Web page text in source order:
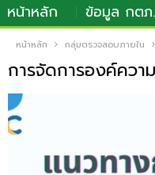
หน้าหลัก ข้อมูล กตภ.
หน้าหลัก กลุ่มตรวจสอบภายใน
การจัดการองค์ควา